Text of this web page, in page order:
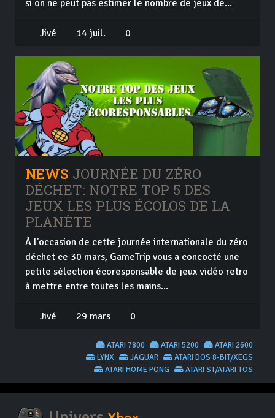
si on ne peut pas estimer le nombre de jeux de...
Jivé 14 juil. 0
NEWS JOURNÉE DU ZÉRO
DÉCHET: NOTRE TOP 5 DES
JEUX LES PLUS ÉCOLOS DE LA
PLANÈTE
À l'occasion de cette journée internationale du zéro
déchet ce 30 mars, GameTrip vous a concocté une
petite sélection écoresponsable de jeux vidéo retro
à mettre entre toutes les mains...
Jivé 29 mars 0
ATARI 2600
ATARI 5200
ATARI 7800
ATARI DOS 8-BIT/XEGS
JAGUAR
LYNX
ATARI ST/ATARI TOS
ATARI HOME PONG